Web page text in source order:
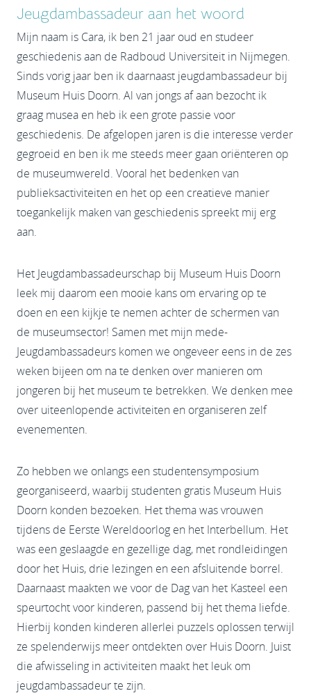
Jeugdambassadeur aan het woord
Mijn naam is Cara, ik ben 21 jaar oud en studeer
geschiedenis aan de Radboud Universiteit in Nijmegen.
Sinds vorig jaar ben ik daarnaast jeugdambassadeur bij
Museum Huis Doorn. Al van jongs af aan bezocht ik
graag musea en heb ik een grote passie voor
geschiedenis. De afgelopen jaren is die interesse verder
gegroeid en ben ik me steeds meer gaan oriënteren op
de museumwereld. Vooral het bedenken van
publieksactiviteiten en het op een creatieve manier
toegankelijk maken van geschiedenis spreekt mij erg
aan.
Het Jeugdambassadeurschap bij Museum Huis Doorn
leek mij daarom een mooie kans om ervaring op te
doen en een kijkje te nemen achter de schermen van
de museumsector! Samen met mijn mede-
Jeugdambassadeurs komen we ongeveer eens in de zes
weken bijeen om na te denken over manieren om
jongeren bij het museum te betrekken. We denken mee
over uiteenlopende activiteiten en organiseren zelf
evenementen.
Zo hebben we onlangs een studentensymposium
georganiseerd, waarbij studenten gratis Museum Huis
Doorn konden bezoeken. Het thema was vrouwen
tijdens de Eerste Wereldoorlog en het Interbellum. Het
was een geslaagde en gezellige dag, met rondleidingen
door het Huis, drie lezingen en een afsluitende borrel.
Daarnaast maakten we voor de Dag van het Kasteel een
speurtocht voor kinderen, passend bij het thema liefde.
Hierbij konden kinderen allerlei puzzels oplossen terwijl
ze spelenderwijs meer ontdekten over Huis Doorn. Juist
die afwisseling in activiteiten maakt het leuk om
jeugdambassadeur te zijn.